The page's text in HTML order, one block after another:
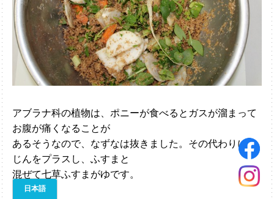
アブラナ科の植物は、ポニーが食べるとガスが溜まって
お腹が痛くなることが
あるそうなので、なずなは抜きました。その代わりにん
じんをプラスし、ふすまと
混ぜて七草ふすまがゆです。